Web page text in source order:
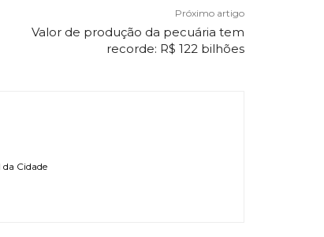
Próximo artigo
Valor de produção da pecuária tem
recorde: R$ 122 bilhões
Cidade